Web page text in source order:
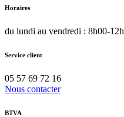
Horaires
du lundi au vendredi : 8h00-
Service client
05 57 69 72 16
Nous contacter
BTVA